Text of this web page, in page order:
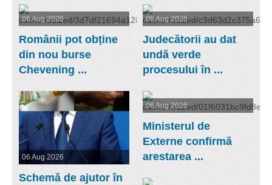
06 Aug 2026
Românii pot obține
din nou burse
Chevening ...
06 Aug 2026
Judecătorii au dat
undă verde
procesului în ...
06 Aug 2026
Schemă de ajutor în
06 Aug 2026
Ministerul de
Externe confirmă
arestarea ...